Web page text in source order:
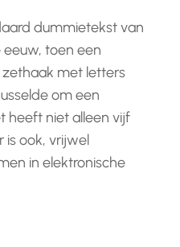
dummietekst van
eeuw, toen een
met letters
om een
heeft niet alleen vijf
is ook, vrijwel
in elektronische